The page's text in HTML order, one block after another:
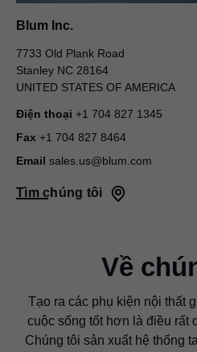
Blum Inc.
7733 Old Plank Road
Stanley NC 28164
UNITED STATES OF AMERICA
Điện thoại +1 704 827 1345
Fax +1 704 827 8464
Email sales.us@blum.com
Tìm chúng tôi
Về
Tạo ra các phụ kiện nội thất
cuộc sống tốt hơn là điều rất
Chúng tôi sản xuất hệ thống